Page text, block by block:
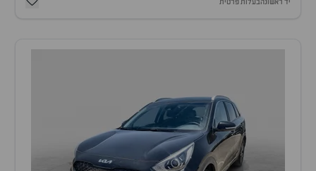
יד ראשונהבעלות פרטית